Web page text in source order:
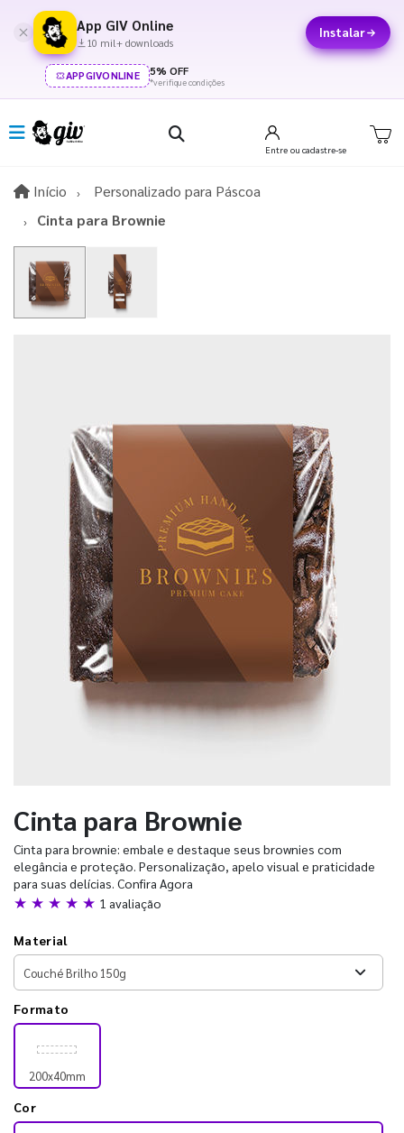
App GIV Online
10 mil+ downloads
Instalar
APPGIVONLINE 5% OFF
*verifique condições
Entre ou cadastre-se
Início InícioPersonalizado para Páscoa​
Cinta para Brownie
Cinta para Brownie
Cinta para brownie: embale e destaque seus brownies com
elegância e proteção. Personalização, apelo visual e praticidade
para suas delícias. Confira Agora
★ ★ ★ ★ ★ 1 avaliação
Material
Formato
200x40mm
Cor